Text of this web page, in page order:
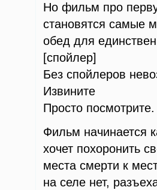
Но фильм про
становятся самые
обед для
[спойлер]
Без спойлеров
Извините
Просто посмотрите.
Фильм начинается
хочет похоронить
места смерти к
на селе нет,